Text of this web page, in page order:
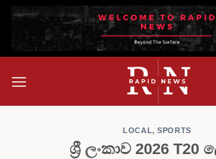
LOCAL,SPORTS
ශ්‍රී ලංකාව 2026